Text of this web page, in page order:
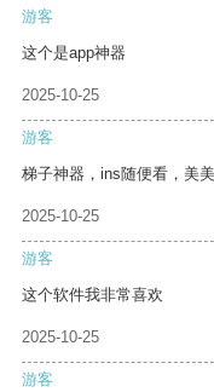
游客
这个是app神器
2025-10-25
游客
梯子神器，ins随便看，美美
2025-10-25
游客
这个软件我非常喜欢
2025-10-25
游客